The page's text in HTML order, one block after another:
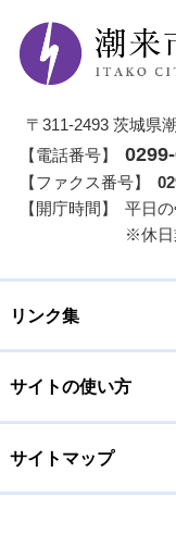
〒311-2493 茨城県
【電話番号】
【ファクス番号】
【開庁時間】
平日
※休日
リンク集
サイトの使い方
サイトマップ